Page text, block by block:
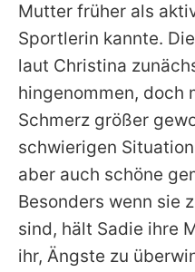
Mutter früher als
Sportlerin kannte.
laut Christina
hingenommen, doch
Schmerz größer
schwierigen
aber auch schöne
Besonders wenn sie
sind, hält Sadie ihre
ihr, Ängste zu